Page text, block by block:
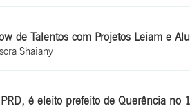
de Talentos com Projetos Leiam e
Shaiany
é eleito prefeito de Querência no